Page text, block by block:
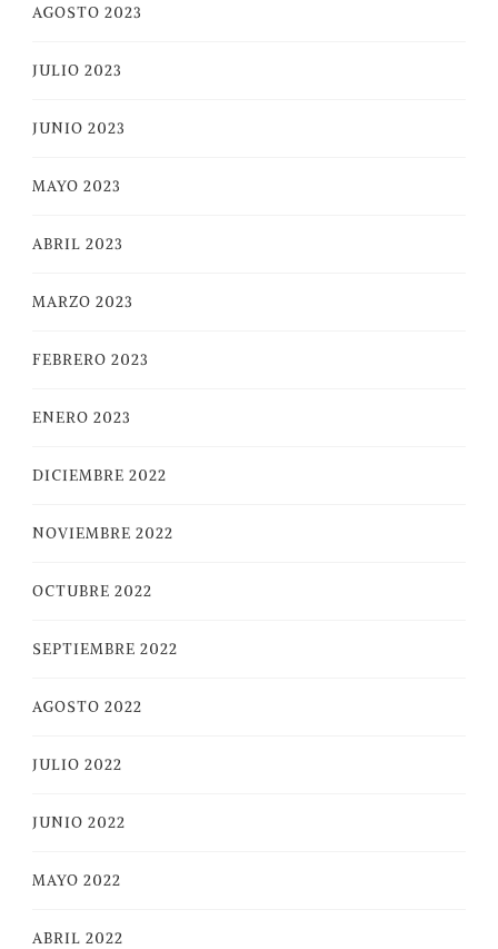
AGOSTO 2023
JULIO 2023
JUNIO 2023
MAYO 2023
ABRIL 2023
MARZO 2023
FEBRERO 2023
ENERO 2023
DICIEMBRE 2022
NOVIEMBRE 2022
OCTUBRE 2022
SEPTIEMBRE 2022
AGOSTO 2022
JULIO 2022
JUNIO 2022
MAYO 2022
ABRIL 2022